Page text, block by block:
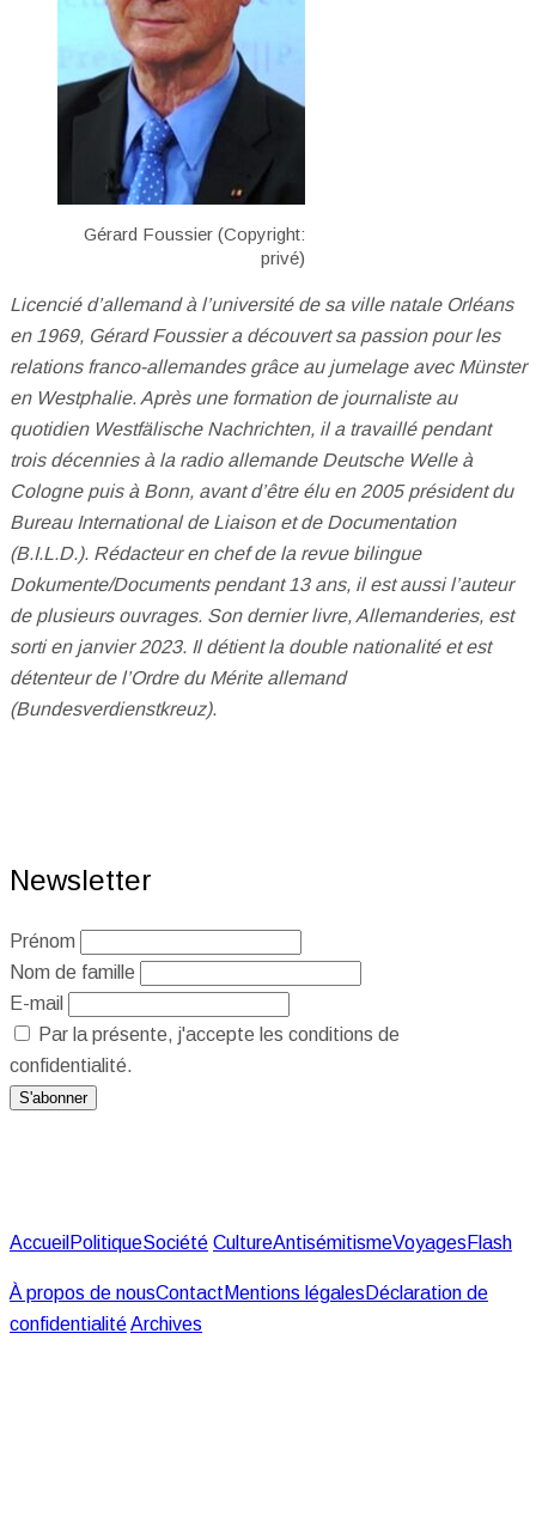
Gérard Foussier (Copyright:
privé)
Licencié d’allemand à l’université de sa ville natale Orléans
en 1969, Gérard Foussier a découvert sa passion pour les
relations franco-allemandes grâce au jumelage avec Münster
en Westphalie. Après une formation de journaliste au
quotidien Westfälische Nachrichten, il a travaillé pendant
trois décennies à la radio allemande Deutsche Welle à
Cologne puis à Bonn, avant d’être élu en 2005 président du
Bureau International de Liaison et de Documentation
(B.I.L.D.). Rédacteur en chef de la revue bilingue
Dokumente/Documents pendant 13 ans, il est aussi l’auteur
de plusieurs ouvrages. Son dernier livre, Allemanderies, est
sorti en janvier 2023. Il détient la double nationalité et est
détenteur de l’Ordre du Mérite allemand
(Bundesverdienstkreuz).
Newsletter
Prénom
Nom de famille
E-mail
Par la présente, j'accepte les conditions de
confidentialité.
Accueil PolitiqueSociété CultureAntisémitismeVoyages Flash
À propos de nousContact Mentions légales Déclaration de
confidentialitéArchives